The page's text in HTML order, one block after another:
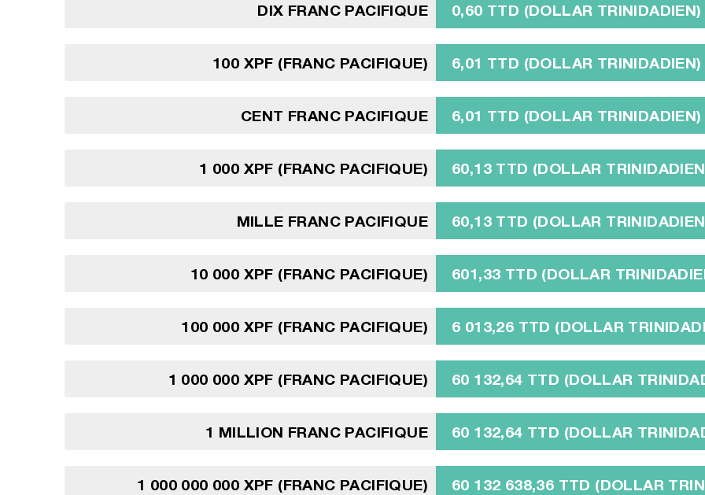
DIX FRANC PACIFIQUE 0,60 TTD (DOLLAR TRINIDADIEN)
100 XPF (FRANC PACIFIQUE) 6,01 TTD (DOLLAR TRINIDADIEN)
CENT FRANC PACIFIQUE 6,01 TTD (DOLLAR TRINIDADIEN)
1 000 XPF (FRANC PACIFIQUE) 60,13 TTD (DOLLAR
MILLE FRANC PACIFIQUE 60,13 TTD (DOLLAR
10 000 XPF (FRANC PACIFIQUE) 601,33 TTD (DOLLAR
100 000 XPF (FRANC PACIFIQUE) 6 013,26 TTD (DOLLAR
1 000 000 XPF (FRANC PACIFIQUE) 60 132,64 TTD (DOLLAR
1 MILLION FRANC PACIFIQUE 60 132,64 TTD (DOLLAR
1 000 000 000 XPF (FRANC PACIFIQUE) 60 132 638,36 TTD (DOLLAR